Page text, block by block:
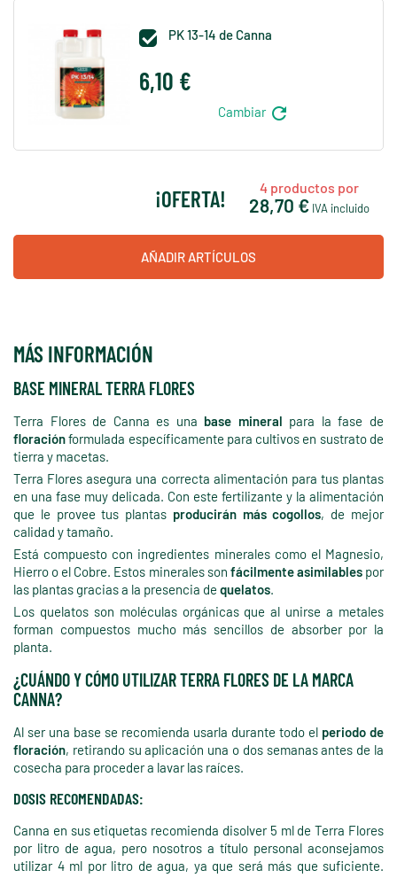
 PK 13-14 de Canna
6,10 €
Cambiar refresh
¡OFERTA! 4 productos por
28,70 € IVA incluido
AÑADIR ARTÍCULOS
MÁS INFORMACIÓN
BASE MINERAL TERRA FLORES
Terra Flores de Canna es una base mineral para la fase de
floraciónformulada específicamente para cultivos en sustrato de
tierra y macetas.
Terra Flores asegura una correcta alimentación para tus plantas
en una fase muy delicada. Con este fertilizante y la alimentación
que le provee tus plantas producirán más cogollos, de mejor
calidad y tamaño.
Está compuesto con ingredientes minerales como el Magnesio,
Hierro o el Cobre. Estos minerales son fácilmente asimilablespor
las plantas gracias a la presencia de quelatos.
Los quelatos son moléculas orgánicas que al unirse a metales
forman compuestos mucho más sencillos de absorber por la
planta.
¿CUÁNDO Y CÓMO UTILIZAR TERRA FLORES DE LA MARCA
CANNA?
Al ser una base se recomienda usarla durante todo el periodo de
floración, retirando su aplicación una o dos semanas antes de la
cosecha para proceder a lavar las raíces.
DOSIS RECOMENDADAS:
Canna en sus etiquetas recomienda disolver 5 ml de Terra Flores
por litro de agua, pero nosotros a título personal aconsejamos
utilizar 4 ml por litro de agua, ya que será más que suficiente.